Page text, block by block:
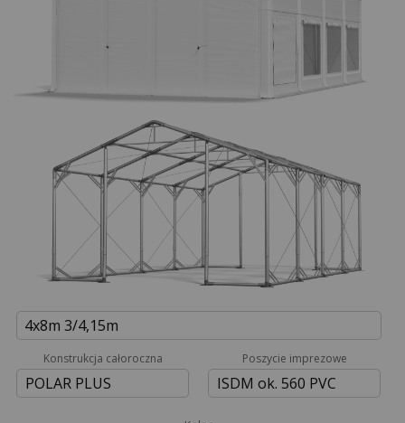
4x8m 3/4,15m
Konstrukcja całoroczna
POLAR PLUS
Poszycie imprezowe
ISDM ok. 560 PVC